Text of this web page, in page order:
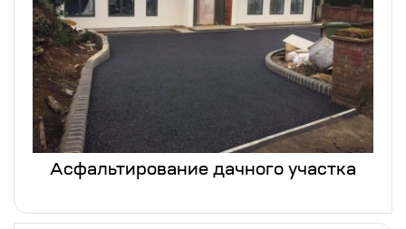
Асфальтирование дачного участка